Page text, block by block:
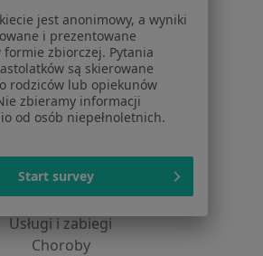
Rekrutujemy!
Partnerzy
prasowe
Kontakt
Dla pacjentów
Lekarze
Placówki medyczne
i odpowiedzi
Usługi i zabiegi
Choroby
jest anonimowy, a wyniki
i prezentowane
formie zbiorczej. Pytania
są skierowane
rodziców lub opiekunów
zbieramy informacji
od osób niepełnoletnich.
Start survey